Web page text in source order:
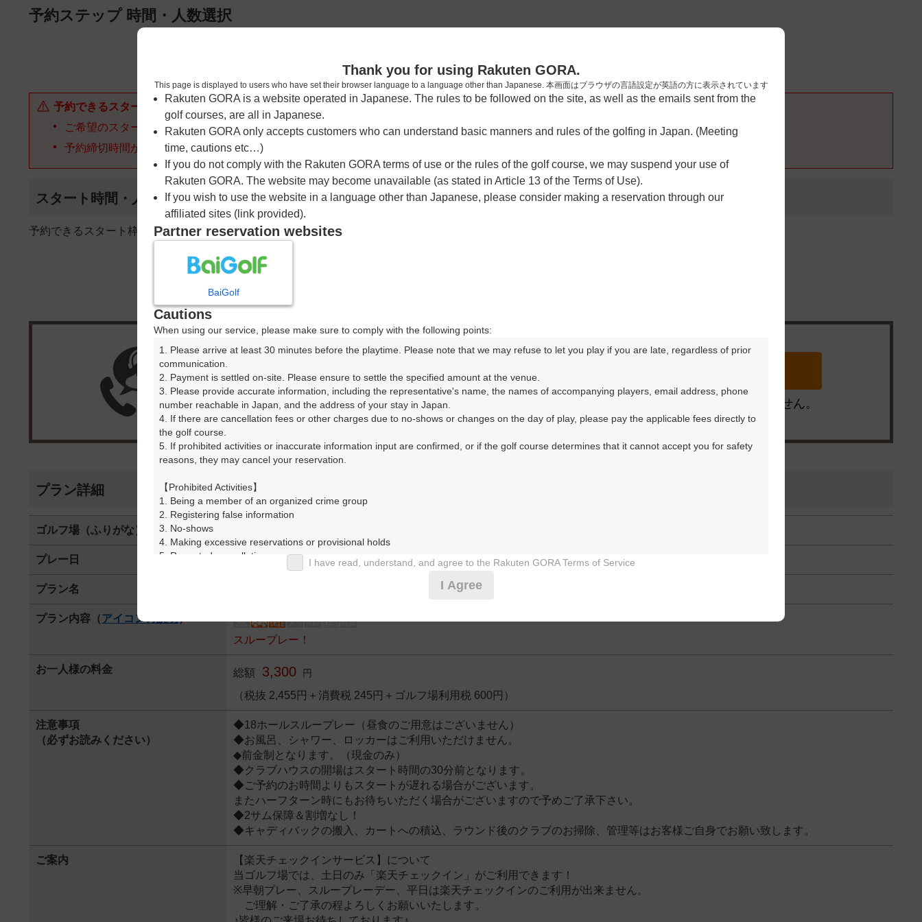
ページの本文へ
予約ステップ 時間・人数選択
確認
予約できるスタート枠がありません。以下の理由が考えられます。
ご希望のスタート時間の枠が他の予約で埋まってしまった。
予約締切時間が過ぎてしまった。
スタート時間・人数指定
予約できるスタート枠がありません。
楽天GORA予約専用ダイヤル
受付時間 8:00～17:00 年中無休 ※ゴルフ場の電話ではありません。
プラン詳細
ゴルフ場（ふりがな）
プレー日 2026年07月21日（火）
プラン名 [涼時間]平日スループレーデー☆上河内IC～7分
プラン内容（アイコンの説明
スループレー！
お一人様の料金 総額 3,300 円
（税抜 2,455円＋消費税 245円＋ゴルフ場利用税 600円）
注意事項
（必ずお読みください）
◆18ホールスループレー（昼食のご用意はございません）
◆お風呂、シャワー、ロッカーはご利用いただけません。
◆前金制となります。（現金のみ）
◆クラブハウスの開場はスタート時間の30分前となります。
◆ご予約のお時間よりもスタートが遅れる場合がございます。
またハーフターン時にもお待ちいただく場合がございますので予めご了承下さい。
◆2サム保障＆割増なし！
◆キャディバックの搬入、カートへの積込、ラウンド後のクラブのお掃除、管理等はお客様ご自身でお願い致します。
ご案内
【楽天チェックインサービス】について
当ゴルフ場では、土日のみ「楽天チェックイン」がご利用できます！
※早朝プレー、スループレーデー、平日は楽天チェックインのご利用が出来ません。
ご理解・ご了承の程よろしくお願いいたします。
Thank you for using Rakuten GORA.
This page is displayed to users who have set their browser language to a language other than Japanese. 本画面はブラウザの言語設定が英語の方に表示されています
Rakuten GORA is a website operated in Japanese. The rules to be followed on the site, as well as the emails sent from the
golf courses, are all in Japanese.
Rakuten GORA only accepts customers who can understand basic manners and rules of the golfing in Japan. (Meeting
time, cautions etc…)
If you do not comply with the Rakuten GORA terms of use or the rules of the golf course, we may suspend your use of
Rakuten GORA. The website may become unavailable (as stated in Article 13 of the Terms of Use).
If you wish to use the website in a language other than Japanese, please consider making a reservation through our
affiliated sites (link provided).
Partner reservation websites
BaiGolf
Cautions
When using our service, please make sure to comply with the following points:
1. Please arrive at least 30 minutes before the playtime. Please note that we may refuse to let you play if you are late, regardless of prior
communication.
2. Payment is settled on-site. Please ensure to settle the specified amount at the venue.
3. Please provide accurate information, including the representative's name, the names of accompanying players, email address, phone
number reachable in Japan, and the address of your stay in Japan.
4. If there are cancellation fees or other charges due to no-shows or changes on the day of play, please pay the applicable fees directly to
the golf course.
5. If prohibited activities or inaccurate information input are confirmed, or if the golf course determines that it cannot accept you for safety
reasons, they may cancel your reservation.
【Prohibited Activities】
1. Being a member of an organized crime group
2. Registering false information
3. No-shows
4. Making excessive reservations or provisional holds
5. Repeated cancellations
6. Violating laws and regulations
7. Causing inconvenience to others during play (e.g., delaying play, ignoring rules, manners, or warnings)
We appreciate your understanding and cooperation regarding the above points.
I have read, understand, and agree to the Rakuten GORA Terms of Service
I Agree